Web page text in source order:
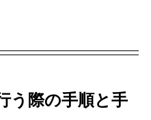
う際の手順と手